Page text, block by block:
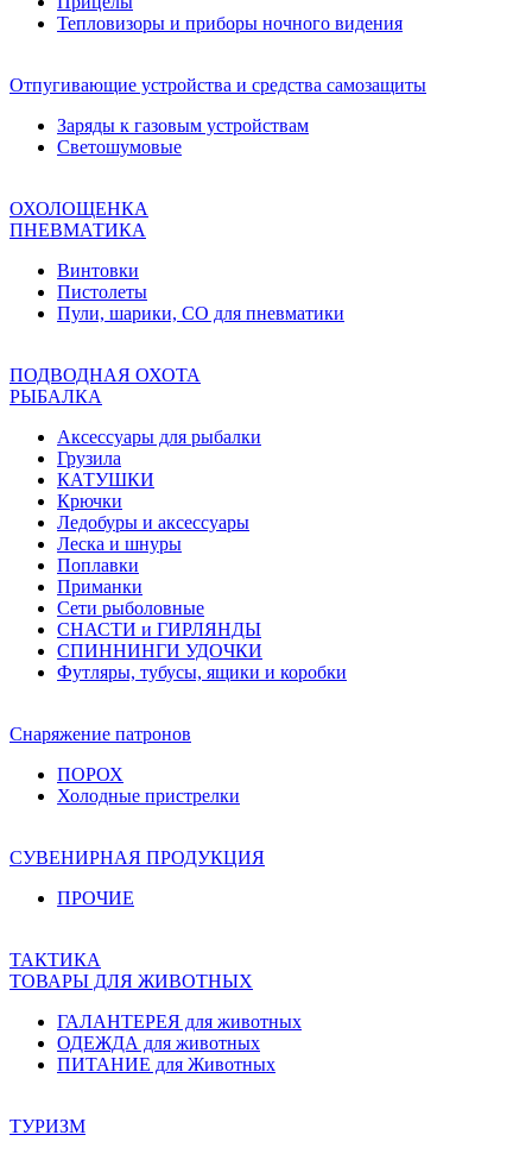
Тепловизоры и приборы ночного видения
Отпугивающие устройства и средства самозащиты
Заряды к газовым устройствам
Светошумовые
ОХОЛОЩЕНКА
ПНЕВМАТИКА
Винтовки
Пистолеты
Пули, шарики, СО для пневматики
ПОДВОДНАЯ ОХОТА
РЫБАЛКА
Аксессуары для рыбалки
Грузила
КАТУШКИ
Крючки
Ледобуры и аксессуары
Леска и шнуры
Поплавки
Приманки
Сети рыболовные
СНАСТИ и ГИРЛЯНДЫ
СПИННИНГИ УДОЧКИ
Футляры, тубусы, ящики и коробки
Снаряжение патронов
ПОРОХ
Холодные пристрелки
СУВЕНИРНАЯ ПРОДУКЦИЯ
ПРОЧИЕ
ТАКТИКА
ТОВАРЫ ДЛЯ ЖИВОТНЫХ
ГАЛАНТЕРЕЯ для животных
ОДЕЖДА для животных
ПИТАНИЕ для Животных
ТУРИЗМ